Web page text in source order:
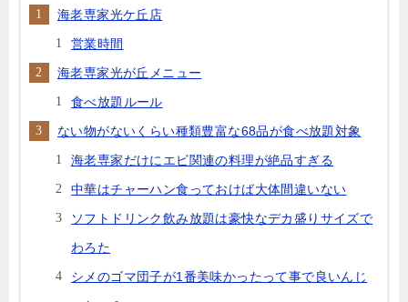
海老専家光ケ丘店
営業時間
海老専家光が丘メニュー
食べ放題ルール
ない物がないくらい種類豊富な68品が食べ放題対象
海老専家だけにエビ関連の料理が絶品すぎる
中華はチャーハン食っておけば大体間違いない
ソフトドリンク飲み放題は豪快なデカ盛りサイズで
わろた
シメのゴマ団子が1番美味かったって事で良いんじ